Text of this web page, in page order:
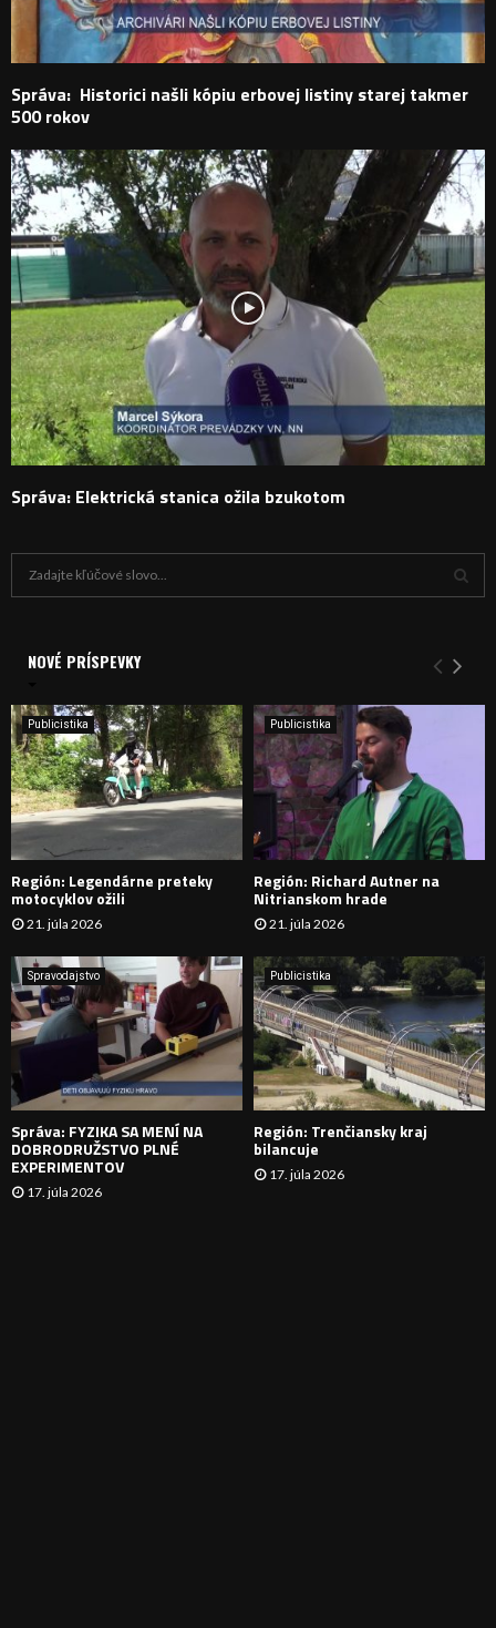
Správa: Historici našli kópiu erbovej listiny starej takmer
500 rokov
Správa: Elektrická stanica ožila bzukotom
i
e
:
Y
H
D
A
N
I
E
NOVÉ PRÍSPEVKY
Publicistika
Región: Legendárne preteky
motocyklov ožili
21. júla 2026
Publicistika
Región: Richard Autner na
Nitrianskom hrade
21. júla 2026
Spravodajstvo
Správa: FYZIKA SA MENÍ NA
DOBRODRUŽSTVO PLNÉ
EXPERIMENTOV
17. júla 2026
Publicistika
Región: Trenčiansky kraj
bilancuje
17. júla 2026